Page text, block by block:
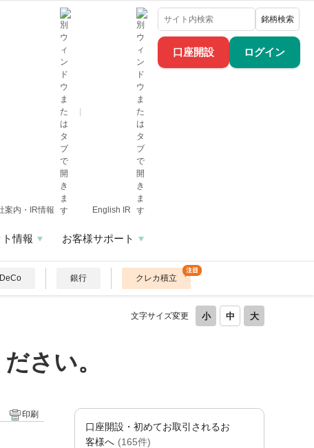
口座開設 ログイン
案内・IR情報 English IR
銘柄検索
情報 お客様サポート
銀行 クレカ積立
文字サイズ変更
さい。
口座開設・初めてお取引されるお
客様へ (165件)
印刷